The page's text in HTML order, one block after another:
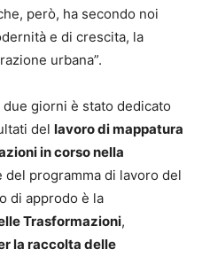
però, ha secondo noi
e di crescita, la
urbana”.
giorni è stato dedicato
del lavoro di mappatura
in corso nella
del programma di lavoro del
di approdo è la
Trasformazioni,
la raccolta delle